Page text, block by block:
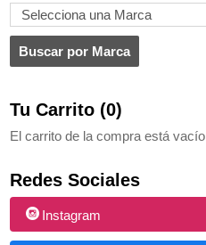
Tu Carrito (0)
El carrito de la compra está vacío
Redes Sociales
Instagram